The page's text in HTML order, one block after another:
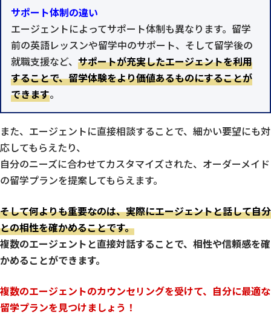
サポート体制の違い
エージェントによってサポート体制も異なります。留学
前の英語レッスンや留学中のサポート、そして留学後の
就職支援など、 サポートが充実したエージェントを利用
することで、留学体験をより価値あるものにすることが
できます。
また、エージェントに直接相談することで、細かい要望にも対
応してもらえたり、
自分のニーズに合わせてカスタマイズされた、オーダーメイド
の留学プランを提案してもらえます。
そして何よりも重要なのは、実際にエージェントと話して自分
との相性を確かめることです。
複数のエージェントと直接対話することで、相性や信頼感を確
かめることができます。
複数のエージェントのカウンセリングを受けて、自分に最適な
留学プランを見つけましょう！